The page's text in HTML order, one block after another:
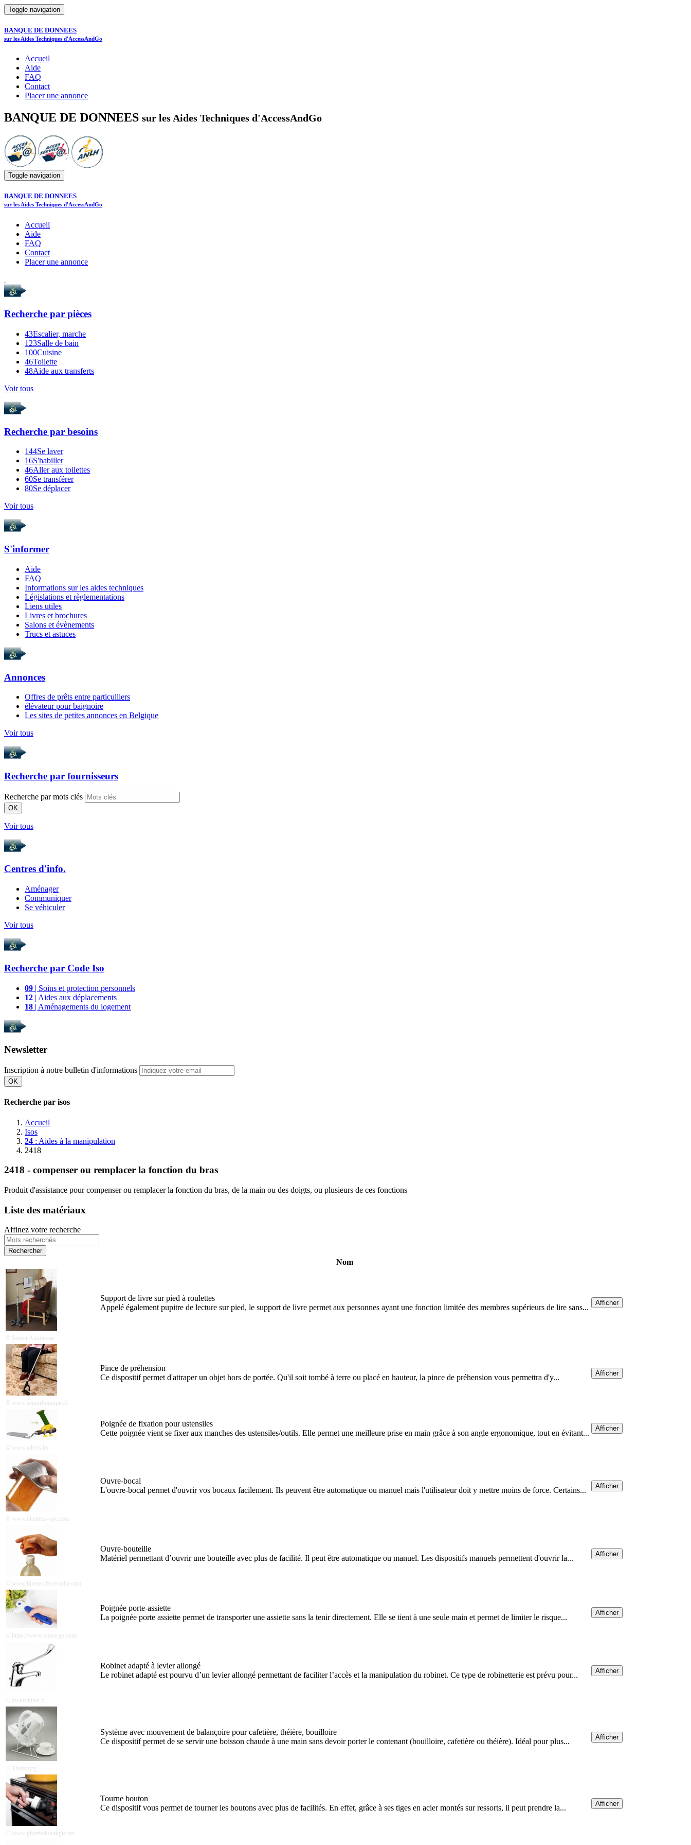
Toggle navigation
BANQUE DE DONNEES
sur les Aides Techniques d'AccessAndGo
Accueil
Aide
FAQ
Contact
Placer une annonce
BANQUE DE DONNEES sur les Aides Techniques d'AccessAndGo
Toggle navigation
BANQUE DE DONNEES
sur les Aides Techniques d'AccessAndGo
Accueil
Aide
FAQ
Contact
Placer une annonce
Recherche par pièces
43Escalier, marche
123Salle de bain
100Cuisine
46Toilette
48Aide aux transferts
Voir tous
Recherche par besoins
144Se laver
16S'habiller
46Aller aux toilettes
60Se transférer
80Se déplacer
Voir tous
S'informer
Aide
FAQ
Informations sur les aides techniques
Législations et règlementations
Liens utiles
Livres et brochures
Salons et évènements
Trucs et astuces
Annonces
Offres de prêts entre particulliers
élévateur pour baignoire
Les sites de petites annonces en Belgique
Voir tous
Recherche par fournisseurs
Recherche par mots clés
OK
Voir tous
Centres d'info.
Aménager
Communiquer
Se véhiculer
Voir tous
Recherche par Code Iso
09 | Soins et protection personnels
12 | Aides aux déplacements
18 | Aménagements du logement
Newsletter
Inscription à notre bulletin d'informations
OK
Recherche par isos
Accueil
Isos
24 : Aides à la manipulation
2418
2418 - compenser ou remplacer la fonction du bras
Produit d'assistance pour compenser ou remplacer la fonction du bras, de la main ou des doigts, ou plusieurs de ces fonctions
Liste des matériaux
Affinez votre recherche
Nom
© Senior Autonome
Support de livre sur pied à roulettes
Appelé également pupitre de lecture sur pied, le support de livre permet aux personnes ayant une fonction limitée des membres supérieurs de lire sans...
Afficher
© www.seniorboutique.fr
Pince de préhension
Ce dispositif permet d'attraper un objet hors de portée. Qu'il soit tombé à terre ou placé en hauteur, la pince de préhension vous permettra d'y...
Afficher
© www.advys.be
Poignée de fixation pour ustensiles
Cette poignée vient se fixer aux manches des ustensiles/outils. Elle permet une meilleure prise en main grâce à son angle ergonomique, tout en évitant...
Afficher
© www.identites-vpc.com
Ouvre-bocal
L'ouvre-bocal permet d'ouvrir vos bocaux facilement. Ils peuvent être automatique ou manuel mais l'utilisateur doit y mettre moins de force. Certains...
Afficher
© www.kinetec-byvivadia.com
Ouvre-bouteille
Matériel permettant d’ouvrir une bouteille avec plus de facilité. Il peut être automatique ou manuel. Les dispositifs manuels permettent d'ouvrir la...
Afficher
© https://www.tousergo.com/
Poignée porte-assiette
La poignée porte assiette permet de transporter une assiette sans la tenir directement. Elle se tient à une seule main et permet de limiter le risque...
Afficher
© monrobinet.fr
Robinet adapté à levier allongé
Le robinet adapté est pourvu d’un levier allongé permettant de faciliter l’accès et la manipulation du robinet. Ce type de robinetterie est prévu pour...
Afficher
© Thuiszorg
Système avec mouvement de balançoire pour cafetière, théière, bouilloire
Ce dispositif permet de se servir une boisson chaude à une main sans devoir porter le contenant (bouilloire, cafetière ou théière). Idéal pour plus...
Afficher
© www.pharmaboutique.net
Tourne bouton
Ce dispositif vous permet de tourner les boutons avec plus de facilités. En effet, grâce à ses tiges en acier montés sur ressorts, il peut prendre la...
Afficher